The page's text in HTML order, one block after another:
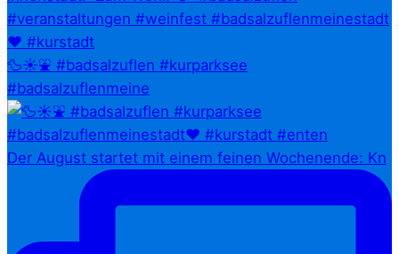
🦆☀️⛲ #badsalzuflen #kurparksee
#badsalzuflenmeine
Der August startet mit einem feinen Wochenende: Kn